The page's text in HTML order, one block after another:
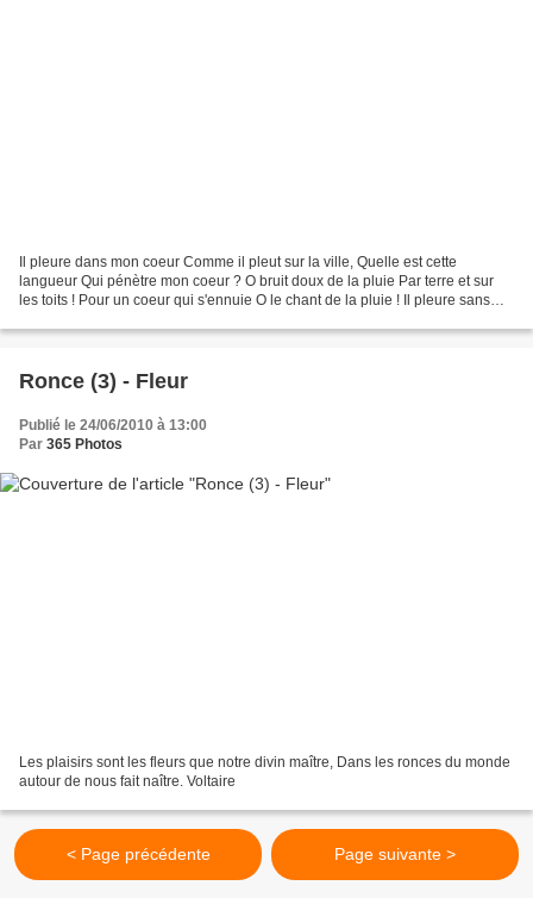
Il pleure dans mon coeur Comme il pleut sur la ville, Quelle est cette
langueur Qui pénètre mon coeur ? O bruit doux de la pluie Par terre et sur
les toits ! Pour un coeur qui s'ennuie O le chant de la pluie ! Il pleure sans
Ronce (3) - Fleur
Publié le 24/06/2010 à 13:00
Par 365 Photos
Les plaisirs sont les fleurs que notre divin maître, Dans les ronces du monde
autour de nous fait naître. Voltaire
< Page précédente Page suivante >